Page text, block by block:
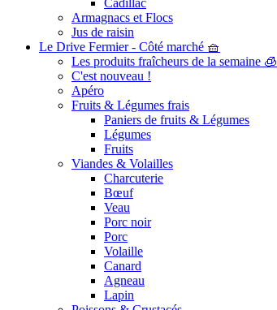
Cadillac
Armagnacs et Flocs
Jus de raisin
Le Drive Fermier - Côté marché 🧺
Les produits fraîcheurs de la semaine 🧊
C'est nouveau !
Apéro
Fruits & Légumes frais
Paniers de fruits & Légumes
Légumes
Fruits
Viandes & Volailles
Charcuterie
Bœuf
Veau
Porc noir
Porc
Volaille
Canard
Agneau
Lapin